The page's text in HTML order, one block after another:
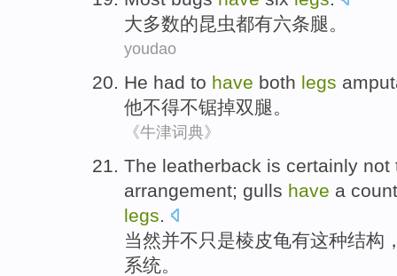
大多数的昆虫都有六条腿。
youdao
He had to have both legs
他不得不锯掉双腿。
《牛津词典》
The leatherback is certainly not
arrangement; gulls have a
legs.
当然并不只是棱皮龟有这种结构
系统。